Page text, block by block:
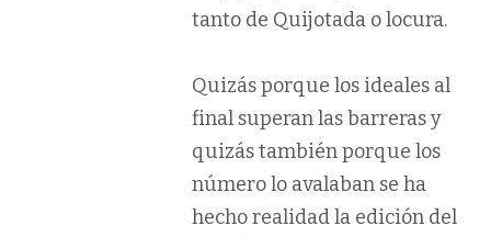
tanto de Quijotada o locura.
Quizás porque los ideales al
final superan las barreras y
quizás también porque los
número lo avalaban se ha
hecho realidad la edición del